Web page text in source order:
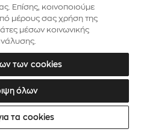
Επίσης, κοινοποιούμε
μέρους σας χρήση της
μέσων κοινωνικής
των cookies
όλων
τα cookies